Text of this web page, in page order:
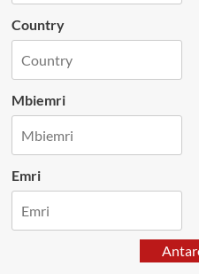
Country
Mbiemri
Emri